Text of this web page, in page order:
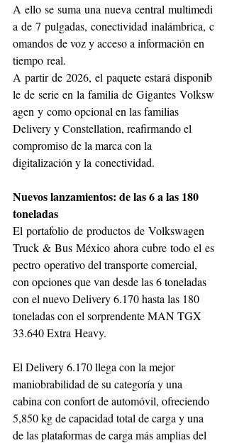
A ello se suma una nueva central multimedi
a de 7 pulgadas, conectividad inalámbrica, c
omandos de voz y acceso a información en
tiempo real.
A partir de 2026, el paquete estará disponib
le de serie en la familia de Gigantes Volksw
agen y como opcional en las familias
Delivery y Constellation, reafirmando el
compromiso de la marca con la
digitalización y la conectividad.
Nuevos lanzamientos: de las 6 a las 180
toneladas
El portafolio de productos de Volkswagen
Truck & Bus México ahora cubre todo el es
pectro operativo del transporte comercial,
con opciones que van desde las 6 toneladas
con el nuevo Delivery 6.170 hasta las 180
toneladas con el sorprendente MAN TGX
33.640 Extra Heavy.
El Delivery 6.170 llega con la mejor
maniobrabilidad de su categoría y una
cabina con confort de automóvil, ofreciendo
5,850 kg de capacidad total de carga y una
de las plataformas de carga más amplias del